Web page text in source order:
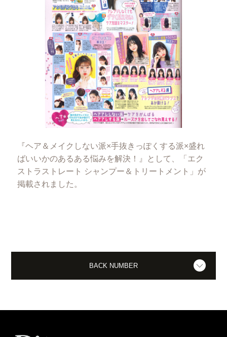
『ヘア＆メイクしない派×手抜きっぽくする派×盛れ
ばいいかのあるある悩みを解決！』として、「エク
ストラストレート シャンプー＆トリートメント」が
掲載されました。
BACK NUMBER